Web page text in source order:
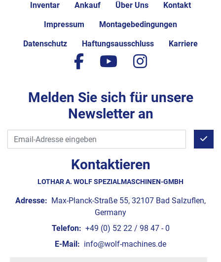
Inventar Ankauf Über Uns Kontakt
Impressum Montagebedingungen
Datenschutz Haftungsausschluss Karriere
Kontaktieren
LOTHAR A. WOLF SPEZIALMASCHINEN-GMBH
Adresse: Max-Planck-Straße 55, 32107 Bad Salzuflen,
Germany
Telefon: +49 (0) 52 22 / 98 47 - 0
E-Mail: info@wolf-machines.de
facebook
youtubeinstagram
Melden Sie sich für unsere
Newsletter an